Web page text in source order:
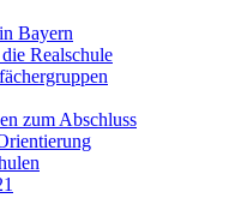
Bayern
Realschule
zum Abschluss